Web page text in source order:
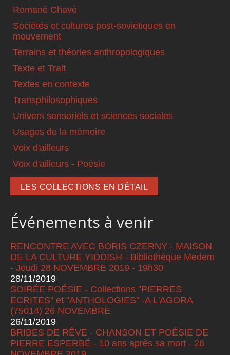
Romané Chavé
Sociétés et cultures post-soviétiques en
mouvement
Terrains et théories anthropologiques
Texte et Trait
Textes en contexte
Transphilosophiques
Univers sensoriels et sciences sociales
Usages de la mémoire
Voix d'ailleurs
Voix d'ailleurs - Poésie
LES COLLECTIONS EN DÉTAIL
Événements à venir
RENCONTRE AVEC BORIS CZERNY - MAISON
DE LA CULTURE YIDDISH - Bibliothèque Medem
- Jeudi 28 NOVEMBRE 2019 - 19h30
28/11/2019
SOIRÉE POÉSIE - Collections "PIERRES
ECRITES" et "ANTHOLOGIES" -A L'AGORA
(75014) 26 NOVEMBRE
26/11/2019
BRIBES DE RÊVE - CHANSON ET POÉSIE DE
PIERRE ESPERBÉ - 10 ans après sa mort - 26